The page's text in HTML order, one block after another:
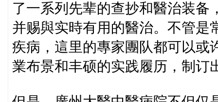
了一系列先辈的查抄和醫治装备
并赐與实時有用的醫治。不管是
疾病，這里的專家團队都可以或
業布景和丰硕的实践履历，制订